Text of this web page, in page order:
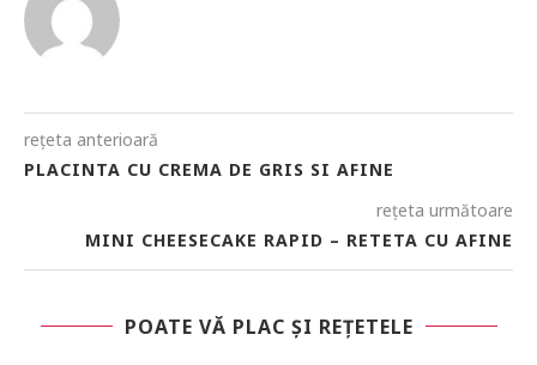
rețeta anterioară
PLACINTA CU CREMA DE GRIS SI AFINE
rețeta următoare
MINI CHEESECAKE RAPID – RETETA CU AFINE
POATE VĂ PLAC ȘI REȚETELE